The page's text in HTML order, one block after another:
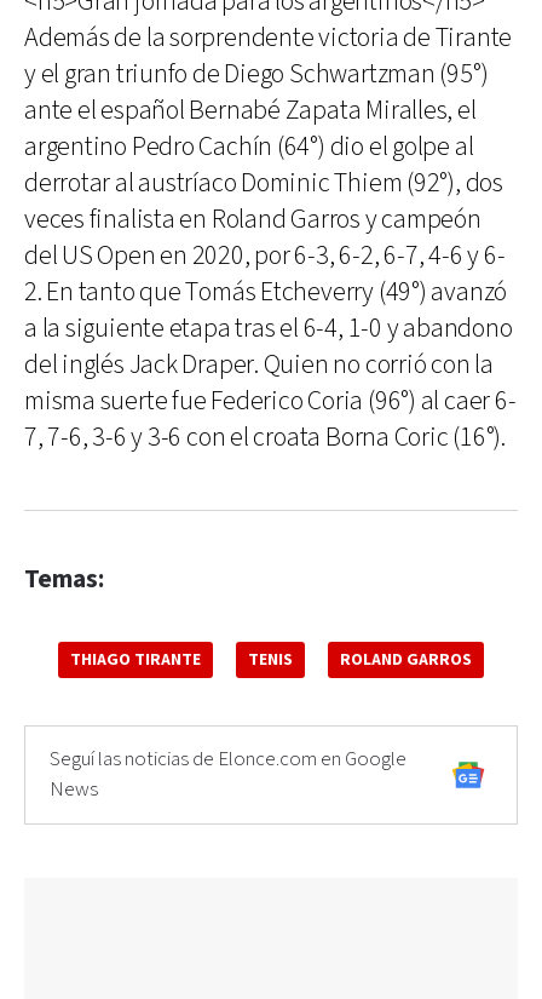
Además de la sorprendente victoria de Tirante
y el gran triunfo de Diego Schwartzman (95°)
ante el español Bernabé Zapata Miralles, el
argentino Pedro Cachín (64°) dio el golpe al
derrotar al austríaco Dominic Thiem (92°), dos
veces finalista en Roland Garros y campeón
del US Open en 2020, por 6-3, 6-2, 6-7, 4-6 y 6-
2. En tanto que Tomás Etcheverry (49°) avanzó
a la siguiente etapa tras el 6-4, 1-0 y abandono
del inglés Jack Draper. Quien no corrió con la
misma suerte fue Federico Coria (96°) al caer 6-
7, 7-6, 3-6 y 3-6 con el croata Borna Coric (16°).
Temas:
THIAGO TIRANTE TENIS ROLAND GARROS
Seguí las noticias de Elonce.com en Google
News